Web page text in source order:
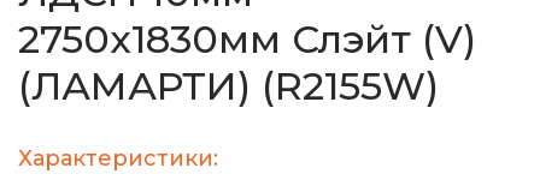
2750х1830мм Слэйт (V)
(ЛАМАРТИ) (R2155W)
Характеристики: